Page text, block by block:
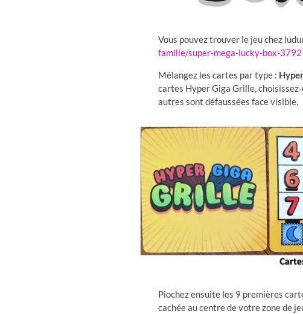
Vous pouvez trouver le jeu chez
famille/super-mega-lucky-box-3792
Mélangez les cartes par type :
cartes Hyper Giga Grille,
autres sont défaussées face visible.
Piochez ensuite les 9 premières
cachée au centre de votre zone de